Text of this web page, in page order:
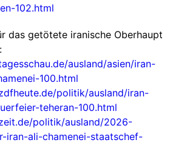
102.html
das getötete iranische Oberhaupt
ausland/asien/iran-
100.html
politik/ausland/iran-
teheran-100.html
politik/ausland/2026-
iran-ali-chamenei-staatschef-